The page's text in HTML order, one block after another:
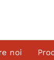
noi
de